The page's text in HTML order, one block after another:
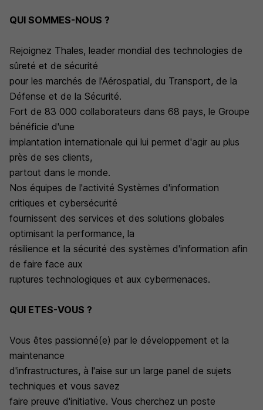
QUI SOMMES-NOUS ?
Rejoignez Thales, leader mondial des technologies de
sûreté et de sécurité
pour les marchés de l'Aérospatial, du Transport, de la
Défense et de la Sécurité.
Fort de 83 000 collaborateurs dans 68 pays, le Groupe
bénéficie d'une
implantation internationale qui lui permet d'agir au plus
près de ses clients,
partout dans le monde.
Nos équipes de l'activité Systèmes d'information
critiques et cybersécurité
fournissent des services et des solutions globales
optimisant la performance, la
résilience et la sécurité des systèmes d'information afin
de faire face aux
ruptures technologiques et aux cybermenaces.
QUI ETES-VOUS ?
Vous êtes passionné(e) par le développement et la
maintenance
d'infrastructures, à l'aise sur un large panel de sujets
techniques et vous savez
faire preuve d'initiative. Vous cherchez un poste